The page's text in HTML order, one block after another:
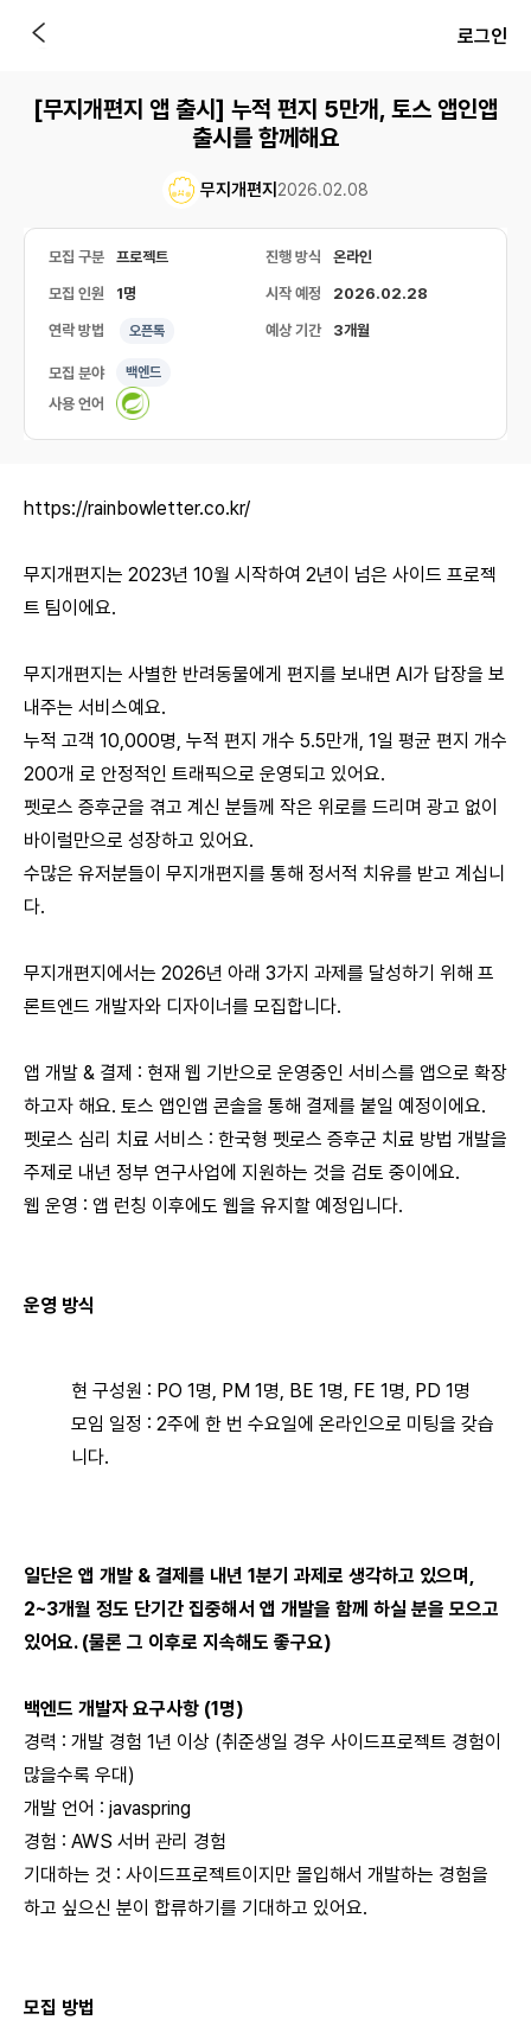
로그인
[무지개편지 앱 출시] 누적 편지 5만개, 토스 앱인앱
출시를 함께해요
무지개편지 2026.02.08
모집 구분 프로젝트 진행 방식 온라인
모집 인원 1명 시작 예정 2026.02.28
연락 방법 오픈톡 예상 기간 3개월
모집 분야 백엔드
사용 언어
https://rainbowletter.co.kr/
무지개편지는 2023년 10월 시작하여 2년이 넘은 사이드 프로젝
트 팀이에요.
무지개편지는 사별한 반려동물에게 편지를 보내면 AI가 답장을 보
내주는 서비스예요.
누적 고객 10,000명, 누적 편지 개수 5.5만개, 1일 평균 편지 개수
200개 로 안정적인 트래픽으로 운영되고 있어요.
펫로스 증후군을 겪고 계신 분들께 작은 위로를 드리며 광고 없이
바이럴만으로 성장하고 있어요.
수많은 유저분들이 무지개편지를 통해 정서적 치유를 받고 계십니
다.
무지개편지에서는 2026년 아래 3가지 과제를 달성하기 위해 프
론트엔드 개발자와 디자이너를 모집합니다.
앱 개발 & 결제 : 현재 웹 기반으로 운영중인 서비스를 앱으로 확장
하고자 해요. 토스 앱인앱 콘솔을 통해 결제를 붙일 예정이에요.
펫로스 심리 치료 서비스 : 한국형 펫로스 증후군 치료 방법 개발을
주제로 내년 정부 연구사업에 지원하는 것을 검토 중이에요.
웹 운영 : 앱 런칭 이후에도 웹을 유지할 예정입니다.
운영 방식
현 구성원 : PO 1명, PM 1명, BE 1명, FE 1명, PD 1명
모임 일정 : 2주에 한 번 수요일에 온라인으로 미팅을 갖습
니다.
일단은 앱 개발 & 결제를 내년 1분기 과제로 생각하고 있으며,
2~3개월 정도 단기간 집중해서 앱 개발을 함께 하실 분을 모으고
있어요. (물론 그 이후로 지속해도 좋구요)
백엔드 개발자 요구사항 (1명)
경력 : 개발 경험 1년 이상 (취준생일 경우 사이드프로젝트 경험이
많을수록 우대)
개발 언어 : javaspring
경험 : AWS 서버 관리 경험
기대하는 것 : 사이드프로젝트이지만 몰입해서 개발하는 경험을
하고 싶으신 분이 합류하기를 기대하고 있어요.
모집 방법